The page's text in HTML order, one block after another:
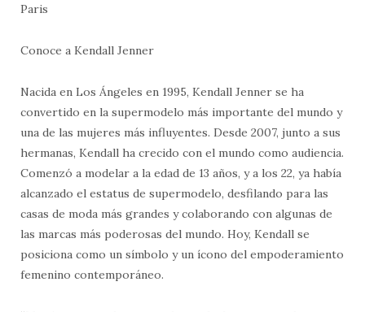
Paris
Conoce a Kendall Jenner
Nacida en Los Ángeles en 1995, Kendall Jenner se ha
convertido en la supermodelo más importante del mundo y
una de las mujeres más influyentes. Desde 2007, junto a sus
hermanas, Kendall ha crecido con el mundo como audiencia.
Comenzó a modelar a la edad de 13 años, y a los 22, ya había
alcanzado el estatus de supermodelo, desfilando para las
casas de moda más grandes y colaborando con algunas de
las marcas más poderosas del mundo. Hoy, Kendall se
posiciona como un símbolo y un ícono del empoderamiento
femenino contemporáneo.